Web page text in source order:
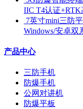
IIC T4认证
7英寸mini三防
Windows/安卓双
产品中心
三防手机
防爆手机
公网对讲机
防爆平板